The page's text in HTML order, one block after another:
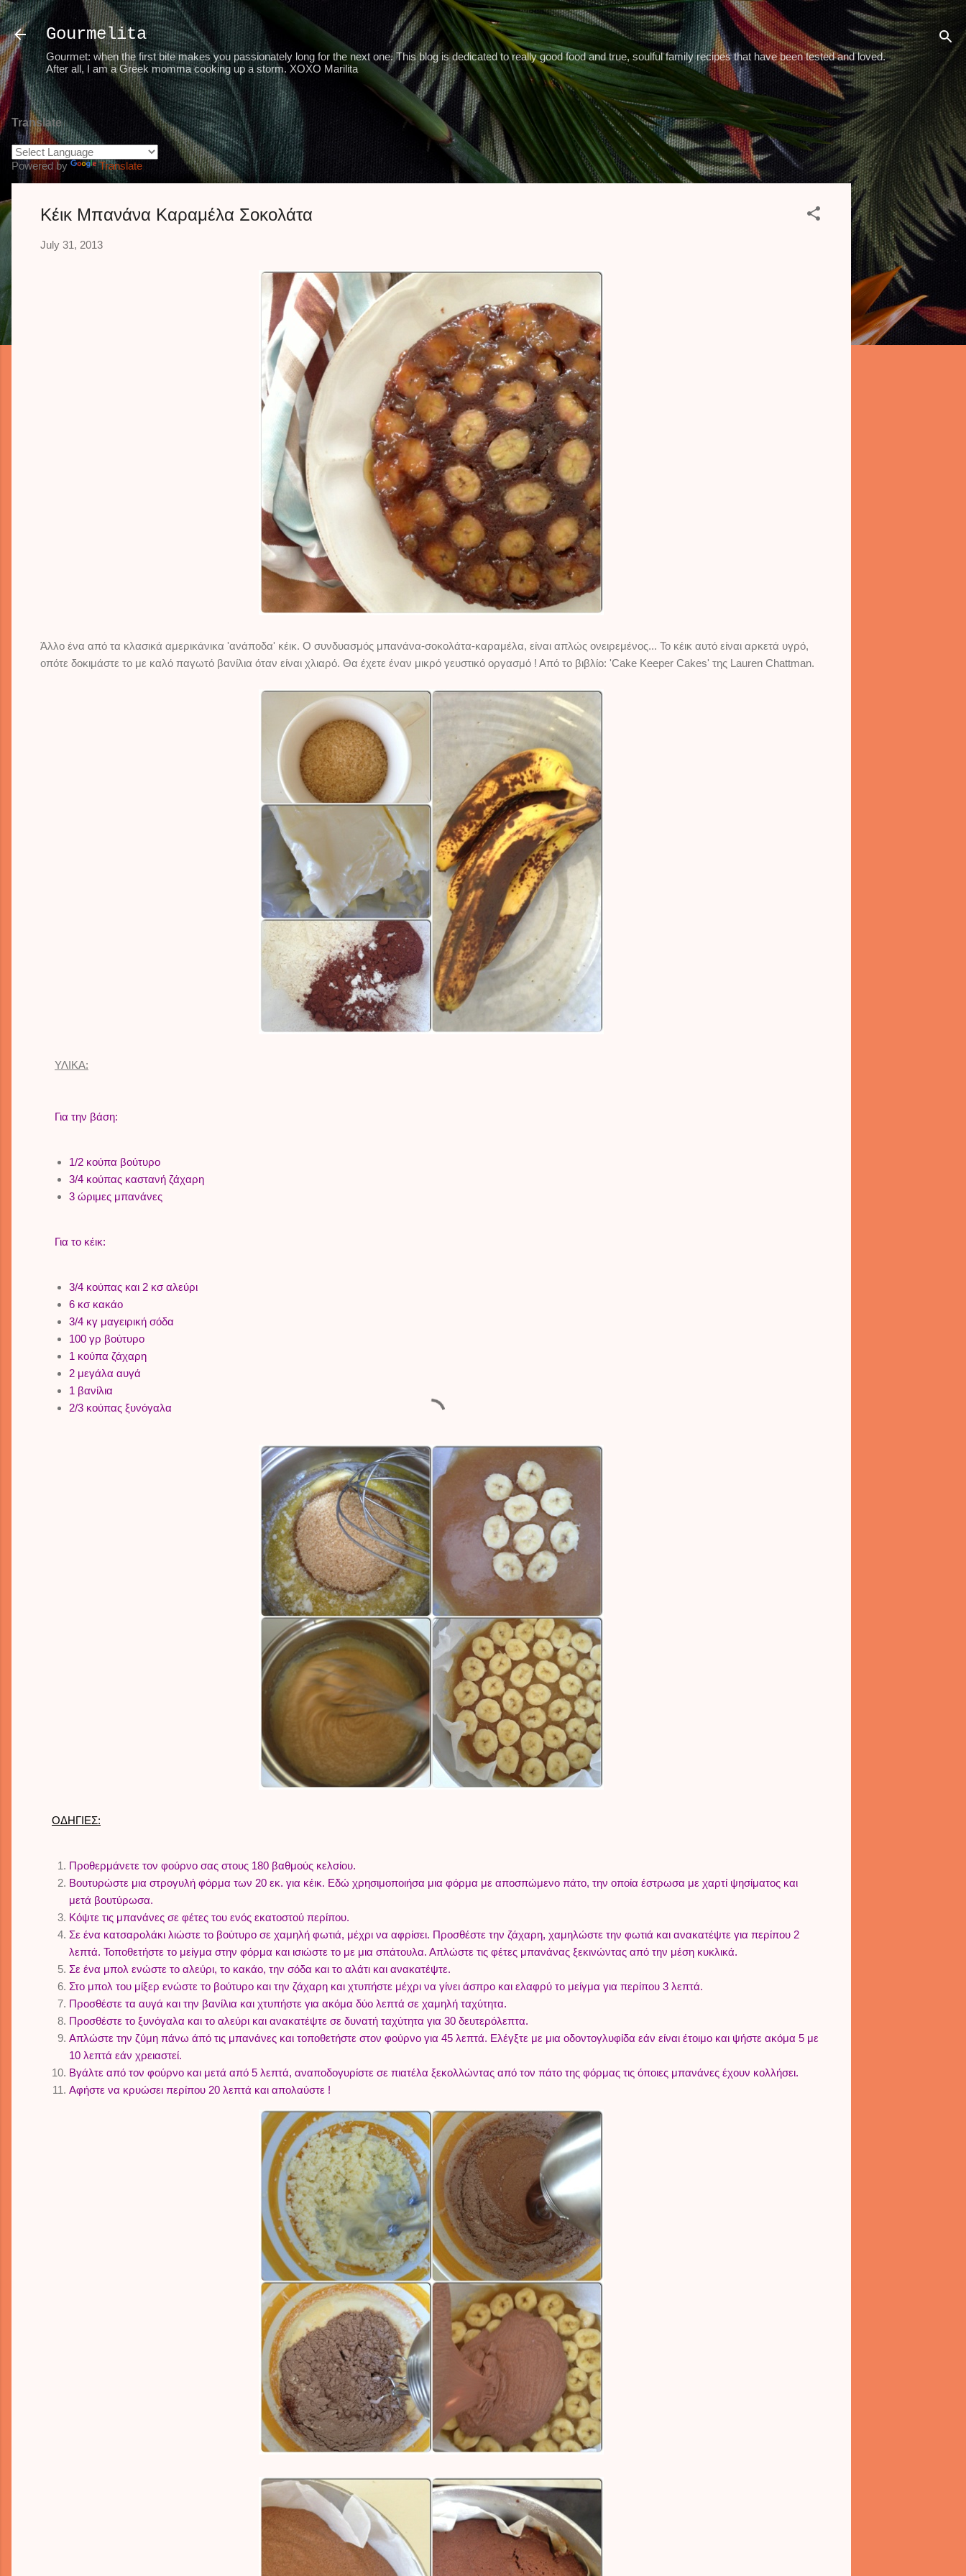
Skip to main content
Gourmelita
Gourmet: when the first bite makes you passionately long for the next one. This blog is dedicated to really good food and true, soulful family recipes that have been tested and loved.
After all, I am a Greek momma cooking up a storm. XOXO Marilita
Translate
Powered by Translate
Κέικ Μπανάνα Καραμέλα Σοκολάτα
July 31, 2013
Άλλο ένα από τα κλασικά αμερικάνικα 'ανάποδα' κέικ. Ο συνδυασμός μπανάνα-σοκολάτα-καραμέλα, είναι απλώς ονειρεμένος... Το κέικ αυτό είναι αρκετά υγρό,
οπότε δοκιμάστε το με καλό παγωτό βανίλια όταν είναι χλιαρό. Θα έχετε έναν μικρό γευστικό οργασμό ! Από το βιβλίο: 'Cake Keeper Cakes' της Lauren Chattman.
ΥΛΙΚΑ:
Για την βάση:
1/2 κούπα βούτυρο
3/4 κούπας καστανή ζάχαρη
3 ώριμες μπανάνες
Για το κέικ:
3/4 κούπας και 2 κσ αλεύρι
6 κσ κακάο
3/4 κγ μαγειρική σόδα
100 γρ βούτυρο
1 κούπα ζάχαρη
2 μεγάλα αυγά
1 βανίλια
2/3 κούπας ξυνόγαλα
ΟΔΗΓΙΕΣ:
Προθερμάνετε τον φούρνο σας στους 180 βαθμούς κελσίου.
Βουτυρώστε μια στρογυλή φόρμα των 20 εκ. για κέικ. Εδώ χρησιμοποιήσα μια φόρμα με αποσπώμενο πάτο, την οποία έστρωσα με χαρτί ψησίματος και
μετά βουτύρωσα.
Κόψτε τις μπανάνες σε φέτες του ενός εκατοστού περίπου.
Σε ένα κατσαρολάκι λιώστε το βούτυρο σε χαμηλή φωτιά, μέχρι να αφρίσει. Προσθέστε την ζάχαρη, χαμηλώστε την φωτιά και ανακατέψτε για περίπου 2
λεπτά. Τοποθετήστε το μείγμα στην φόρμα και ισιώστε το με μια σπάτουλα. Απλώστε τις φέτες μπανάνας ξεκινώντας από την μέση κυκλικά.
Σε ένα μπολ ενώστε το αλεύρι, το κακάο, την σόδα και το αλάτι και ανακατέψτε.
Στο μπολ του μίξερ ενώστε το βούτυρο και την ζάχαρη και χτυπήστε μέχρι να γίνει άσπρο και ελαφρύ το μείγμα για περίπου 3 λεπτά.
Προσθέστε τα αυγά και την βανίλια και χτυπήστε για ακόμα δύο λεπτά σε χαμηλή ταχύτητα.
Προσθέστε το ξυνόγαλα και το αλεύρι και ανακατέψτε σε δυνατή ταχύτητα για 30 δευτερόλεπτα.
Απλώστε την ζύμη πάνω άπό τις μπανάνες και τοποθετήστε στον φούρνο για 45 λεπτά. Ελέγξτε με μια οδοντογλυφίδα εάν είναι έτοιμο και ψήστε ακόμα 5 με
10 λεπτά εάν χρειαστεί.
Βγάλτε από τον φούρνο και μετά από 5 λεπτά, αναποδογυρίστε σε πιατέλα ξεκολλώντας από τον πάτο της φόρμας τις όποιες μπανάνες έχουν κολλήσει.
Αφήστε να κρυώσει περίπου 20 λεπτά και απολαύστε !